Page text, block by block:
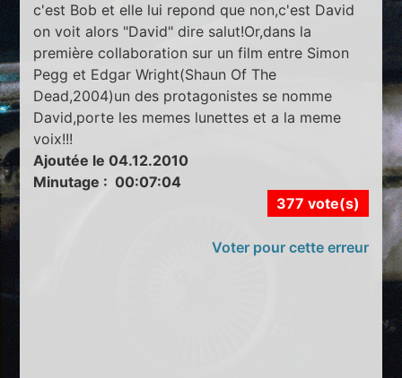
c'est Bob et elle lui repond que non,c'est David
on voit alors "David" dire salut!Or,dans la
première collaboration sur un film entre Simon
Pegg et Edgar Wright(Shaun Of The
Dead,2004)un des protagonistes se nomme
David,porte les memes lunettes et a la meme
voix!!!
Ajoutée le 04.12.2010
Minutage : 00:07:04
377 vote(s)
Voter pour cette erreur